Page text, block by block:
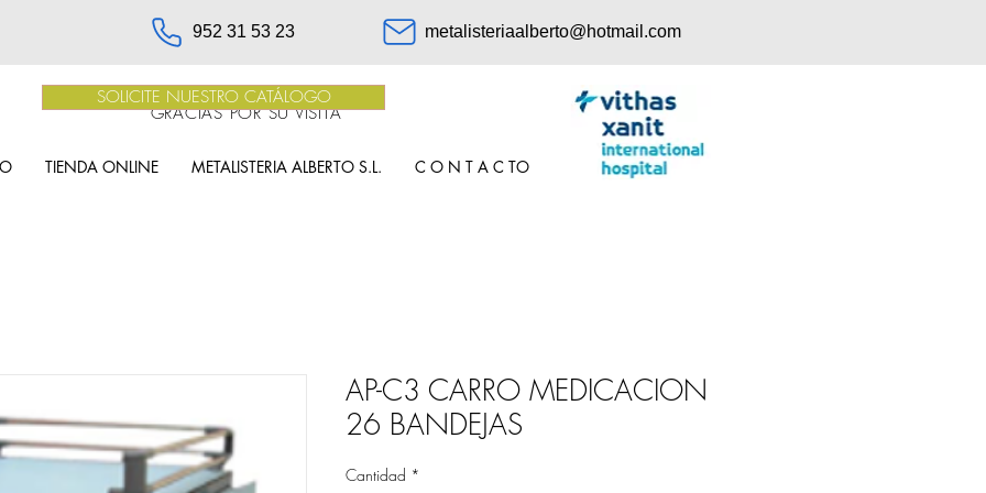
952 31 53 23 metalisteriaalberto@hotmail.com
GRACIAS POR SU VISITA
TIENDA ONLINE METALISTERIA ALBERTO S.L. C O N T A C TO
SOLICITE NUESTRO CATÁLOGO
AP-C3 CARRO MEDICACION
26 BANDEJAS
Cantidad *